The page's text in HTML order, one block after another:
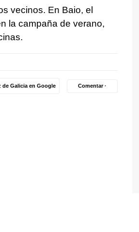
vecinos. En Baio, el
la campaña de verano,
de Galicia en Google Comentar ·